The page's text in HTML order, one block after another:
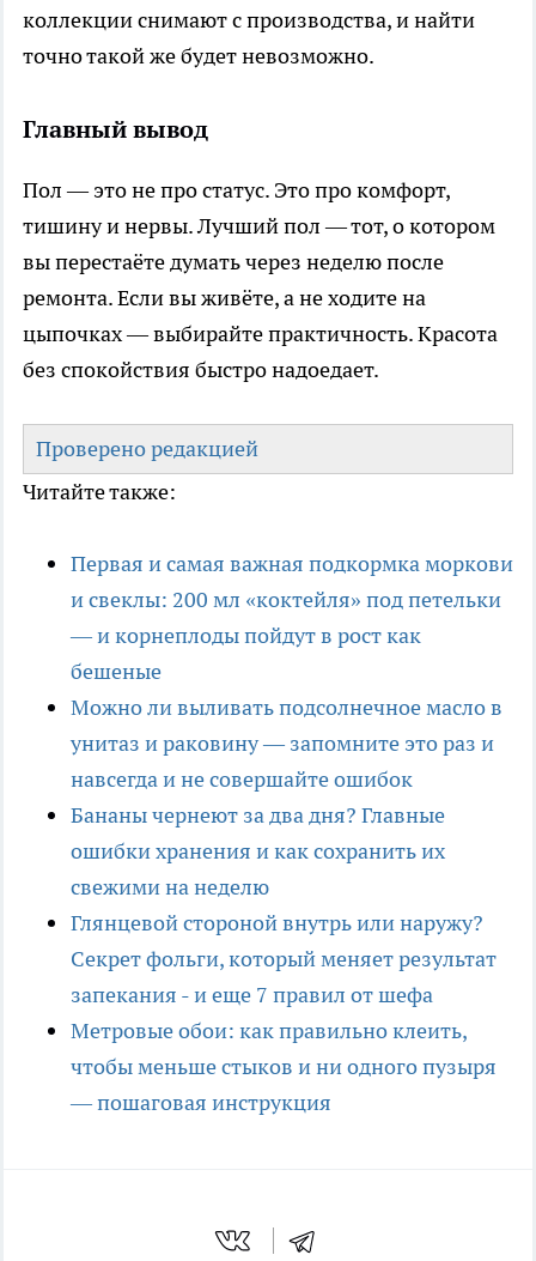
коллекции снимают с производства, и найти
точно такой же будет невозможно.
Главный вывод
Пол — это не про статус. Это про комфорт,
тишину и нервы. Лучший пол — тот, о котором
вы перестаёте думать через неделю после
ремонта. Если вы живёте, а не ходите на
цыпочках — выбирайте практичность. Красота
без спокойствия быстро надоедает.
Проверено редакцией
Читайте также:
Первая и самая важная подкормка моркови
и свеклы: 200 мл «коктейля» под петельки
— и корнеплоды пойдут в рост как
бешеные
Можно ли выливать подсолнечное масло в
унитаз и раковину — запомните это раз и
навсегда и не совершайте ошибок
Бананы чернеют за два дня? Главные
ошибки хранения и как сохранить их
свежими на неделю
Глянцевой стороной внутрь или наружу?
Секрет фольги, который меняет результат
запекания - и еще 7 правил от шефа
Метровые обои: как правильно клеить,
чтобы меньше стыков и ни одного пузыря
— пошаговая инструкция